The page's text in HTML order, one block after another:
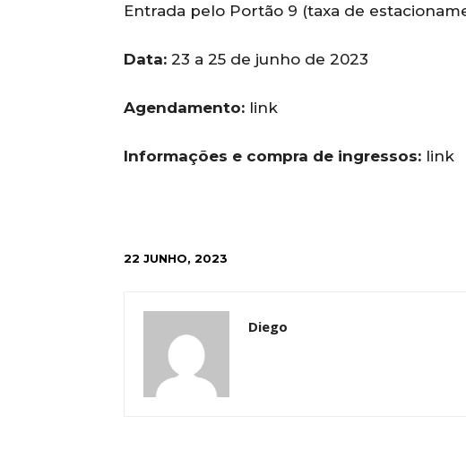
Entrada pelo Portão 9 (taxa de
Data: 23 a 25 de junho de 2023
Agendamento: link
Informações e compra de ingressos: link
22 JUNHO, 2023
Diego